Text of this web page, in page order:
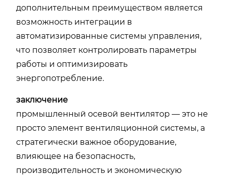
дополнительным преимуществом является
возможность интеграции в
автоматизированные системы управления,
что позволяет контролировать параметры
работы и оптимизировать
энергопотребление.
заключение
промышленный осевой вентилятор — это не
просто элемент вентиляционной системы, а
стратегически важное оборудование,
влияющее на безопасность,
производительность и экономическую